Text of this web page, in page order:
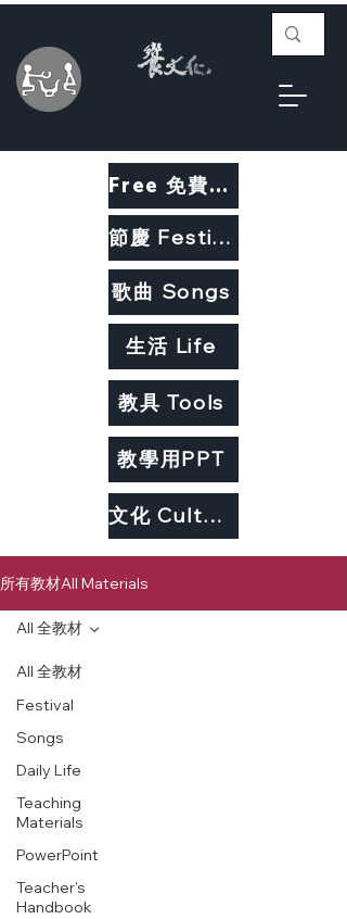
Free 免費教材
教具 Tools
節慶 Festivals
生活 Life
歌曲 Songs
教學用PPT
文化 Culture
所有教材All Materials
All 全教材
Festival
Songs
Daily Life
Teaching
Materials
PowerPoint
Teacher's
Handbook
All 全教材